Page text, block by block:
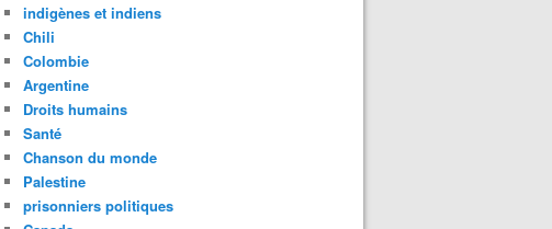
indigènes et indiens
Chili
Colombie
Argentine
Droits humains
Santé
Chanson du monde
Palestine
prisonniers politiques